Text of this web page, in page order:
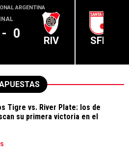
ARGENTINA
- 0 RIV SFE
Tigre vs. River Plate: los de
su primera victoria en el